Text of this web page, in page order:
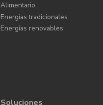
Alimentario
Energías tradicionales
Energías renovables
Soluciones